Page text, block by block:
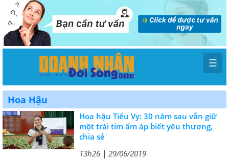
☰
Hoa Hậu
Hoa hậu Tiểu Vy: 30 năm sau vẫn giữ
một trái tim ấm áp biết yêu thương,
chia sẻ
13h26 | 29/06/2019